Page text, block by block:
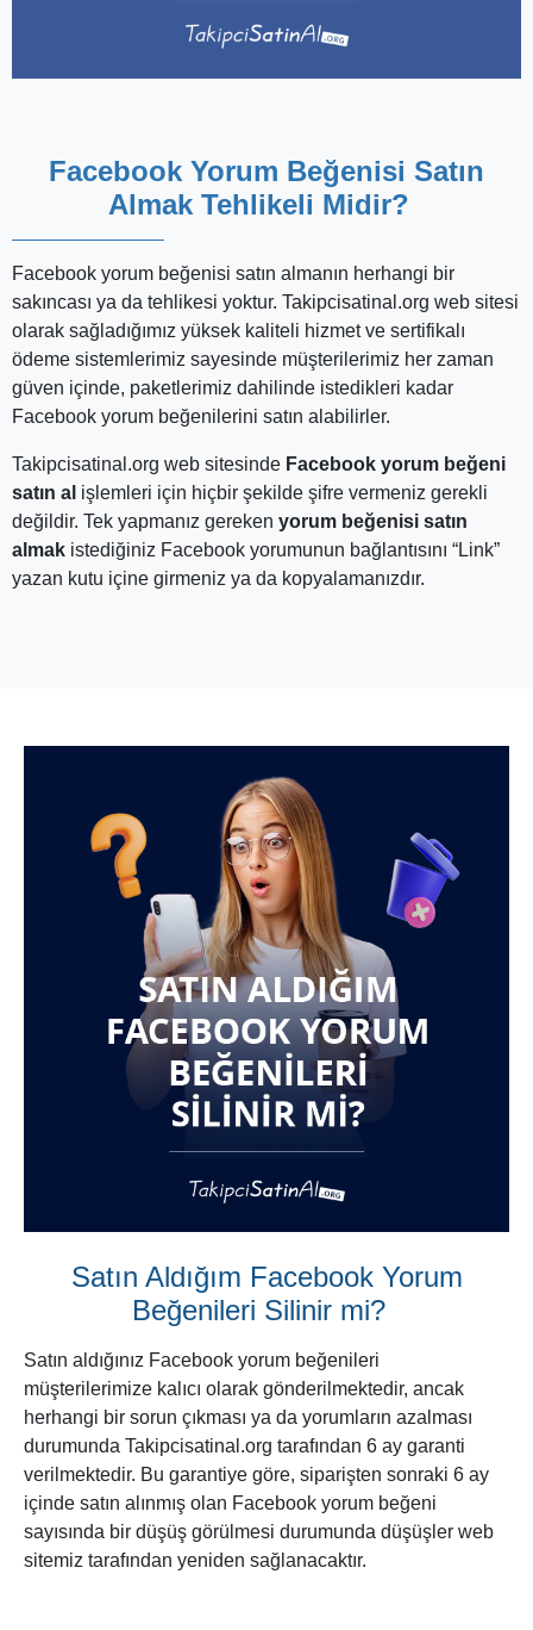
Facebook Yorum Beğenisi Satın
Almak Tehlikeli Midir?
Facebook yorum beğenisi satın almanın herhangi bir
sakıncası ya da tehlikesi yoktur. Takipcisatinal.org web sitesi
olarak sağladığımız yüksek kaliteli hizmet ve sertifikalı
ödeme sistemlerimiz sayesinde müşterilerimiz her zaman
güven içinde, paketlerimiz dahilinde istedikleri kadar
Facebook yorum beğenilerini satın alabilirler.
Takipcisatinal.org web sitesinde Facebook yorum beğeni
satın al işlemleri için hiçbir şekilde şifre vermeniz gerekli
değildir. Tek yapmanız gereken yorum beğenisi satın
almak istediğiniz Facebook yorumunun bağlantısını “Link”
yazan kutu içine girmeniz ya da kopyalamanızdır.
Satın Aldığım Facebook Yorum
Beğenileri Silinir mi?
Satın aldığınız Facebook yorum beğenileri
müşterilerimize kalıcı olarak gönderilmektedir, ancak
herhangi bir sorun çıkması ya da yorumların azalması
durumunda Takipcisatinal.org tarafından 6 ay garanti
verilmektedir. Bu garantiye göre, siparişten sonraki 6 ay
içinde satın alınmış olan Facebook yorum beğeni
sayısında bir düşüş görülmesi durumunda düşüşler web
sitemiz tarafından yeniden sağlanacaktır.